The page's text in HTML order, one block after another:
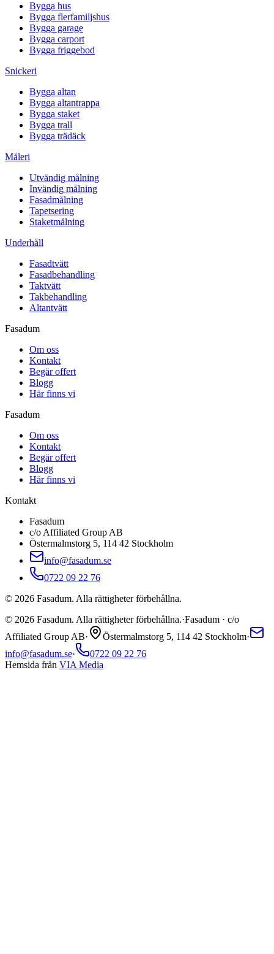
Bygga hus
Bygga flerfamiljshus
Bygga garage
Bygga carport
Bygga friggebod
Snickeri
Bygga altan
Bygga altantrappa
Bygga staket
Bygga trall
Bygga trädäck
Måleri
Utvändig målning
Invändig målning
Fasadmålning
Tapetsering
Staketmålning
Underhåll
Fasadtvätt
Fasadbehandling
Taktvätt
Takbehandling
Altantvätt
Fasadum
Om oss
Kontakt
Begär offert
Blogg
Här finns vi
Fasadum
Om oss
Kontakt
Begär offert
Blogg
Här finns vi
Kontakt
Fasadum
c/o Affiliated Group AB
Östermalmstorg 5, 114 42 Stockholm
info@fasadum.se
0722 09 22 76
© 2026 Fasadum. Alla rättigheter förbehållna.
© 2026 Fasadum. Alla rättigheter förbehållna.·Fasadum · c/o
Affiliated Group AB· Östermalmstorg 5, 114 42 Stockholm·
info@fasadum.se·
0722 09 22 76
Hemsida från VIA Media